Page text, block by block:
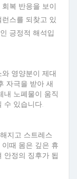
복 반응을 보이
스를 되찾고 있
긍정적 해석입
영양분이 제대
자극을 받아 새
내 노폐물이 움직
수 있습니다.
지고 스트레스
때 몸은 깊은 휴
안정의 징후가 됩